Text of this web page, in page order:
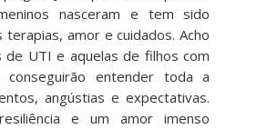
nasceram e tem sido
amor e cuidados. Acho
de UTI e aquelas de filhos com
conseguirão entender toda a
angústias e expectativas.
e um amor imenso